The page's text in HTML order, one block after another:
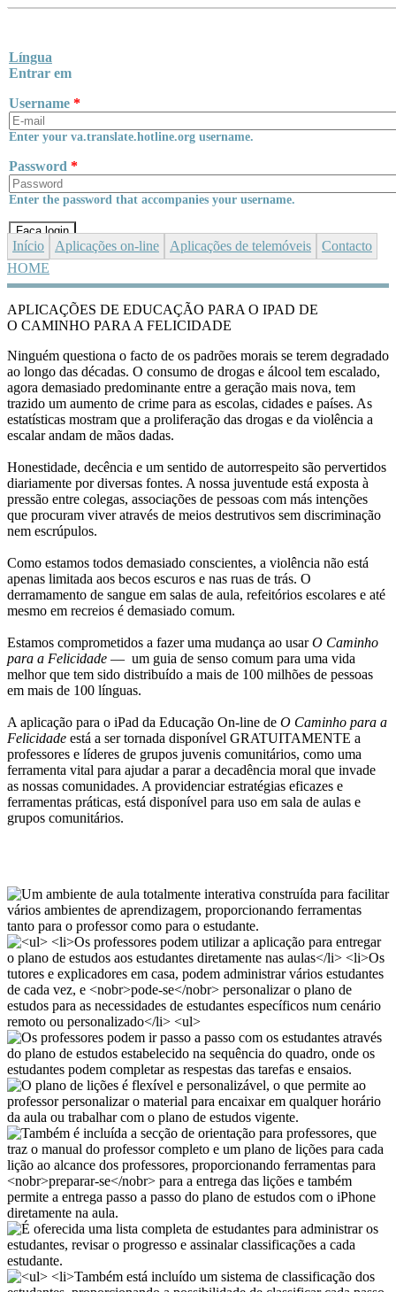
Língua
Entrar em
Username *
Enter your va.translate.hotline.org username.
Password *
Enter the password that accompanies your username.
Início Aplicações on-line Aplicações de telemóveis Contacto
YOU ARE HERE
HOME
APLICAÇÕES DE EDUCAÇÃO PARA O IPAD DE
O CAMINHO PARA A FELICIDADE
Ninguém questiona o facto de os padrões morais se terem degradado
ao longo das décadas. O consumo de drogas e álcool tem escalado,
agora demasiado predominante entre a geração mais nova, tem
trazido um aumento de crime para as escolas, cidades e países. As
estatísticas mostram que a proliferação das drogas e da violência a
escalar andam de mãos dadas.
Honestidade, decência e um sentido de autorrespeito são pervertidos
diariamente por diversas fontes. A nossa juventude está exposta à
pressão entre colegas, associações de pessoas com más intenções
que procuram viver através de meios destrutivos sem discriminação
nem escrúpulos.
Como estamos todos demasiado conscientes, a violência não está
apenas limitada aos becos escuros e nas ruas de trás. O
derramamento de sangue em salas de aula, refeitórios escolares e até
mesmo em recreios é demasiado comum.
Estamos comprometidos a fazer uma mudança ao usarO Caminho
para a Felicidade — um guia de senso comum para uma vida
melhor que tem sido distribuído a mais de 100 milhões de pessoas
em mais de 100 línguas.
A aplicação para o iPad da Educação On-line de O Caminho para a
Felicidade está a ser tornada disponível GRATUITAMENTE a
professores e líderes de grupos juvenis comunitários, como uma
ferramenta vital para ajudar a parar a decadência moral que invade
as nossas comunidades. A providenciar estratégias eficazes e
ferramentas práticas, está disponível para uso em sala de aulas e
grupos comunitários.